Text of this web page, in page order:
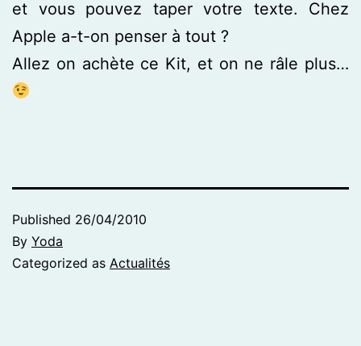
et vous pouvez taper votre texte. Chez
Apple a-t-on penser à tout ?
Allez on achète ce Kit, et on ne râle plus…
Published 26/04/2010
By Yoda
Categorized as Actualités